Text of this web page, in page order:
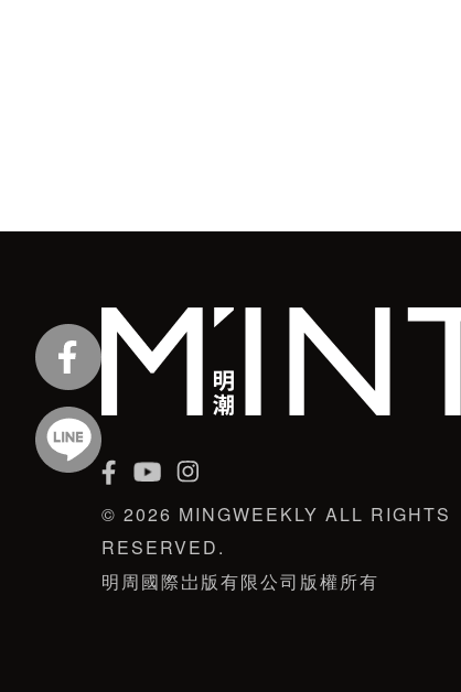
© 2026 MINGWEEKLY ALL RIGHTS
RESERVED.
明周國際岀版有限公司版權所有